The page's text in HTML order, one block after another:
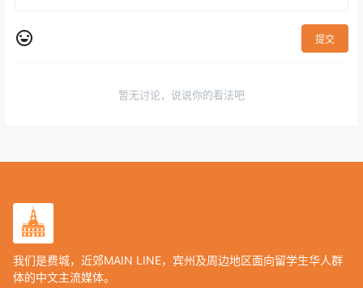
提交
暂无讨论，说说你的看法吧
我们是费城，近郊MAIN LINE，宾州及周边地区面向留学生华人群
体的中文主流媒体。